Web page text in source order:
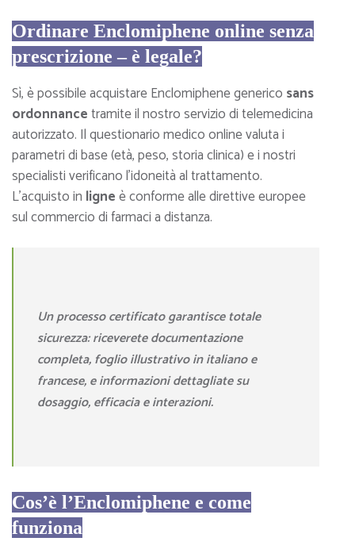
Ordinare Enclomiphene online senza
prescrizione – è legale?
Sì, è possibile acquistare Enclomiphene generico sans
ordonnancetramite il nostro servizio di telemedicina
autorizzato. Il questionario medico online valuta i
parametri di base (età, peso, storia clinica) e i nostri
specialisti verificano l’idoneità al trattamento.
L’acquisto in ligneè conforme alle direttive europee
sul commercio di farmaci a distanza.
Un processo certificato garantisce totale
sicurezza: riceverete documentazione
completa, foglio illustrativo in italiano e
francese, e informazioni dettagliate su
dosaggio, efficacia e interazioni.
Cos’è l’Enclomiphene e come
funziona